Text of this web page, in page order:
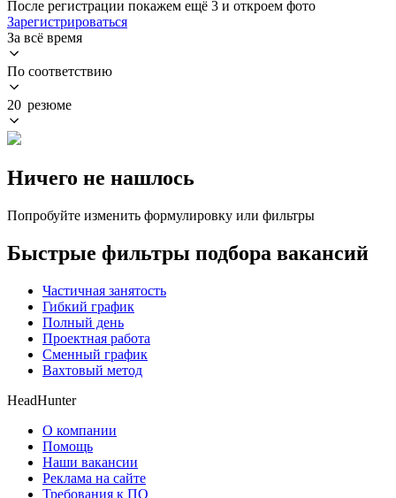
После регистрации покажем ещё 3 и откроем фото
Зарегистрироваться
За всё время
По соответствию
20 резюме
Ничего не нашлось
Попробуйте изменить формулировку или фильтры
Быстрые фильтры подбора вакансий
Частичная занятость
Гибкий график
Полный день
Проектная работа
Сменный график
Вахтовый метод
HeadHunter
О компании
Помощь
Наши вакансии
Реклама на сайте
Требования к ПО